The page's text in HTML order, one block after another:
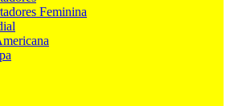
Feminina